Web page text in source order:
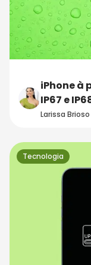
iPhone à
IP67 e
Larissa Brioso
Tecnologia